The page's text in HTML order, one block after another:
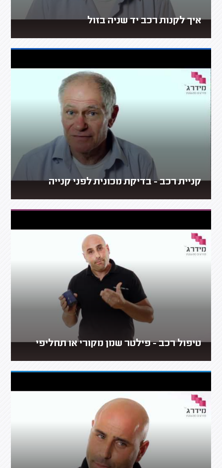
איך לקנות רכב יד שניה בזול
קניית רכב - בדיקת מכונית לפני קנייה
טיפול רכב - פילטר שמן מקורי או תחליפי